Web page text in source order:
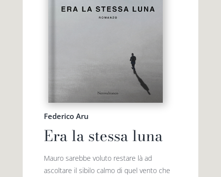
Federico Aru
Era la stessa luna
Mauro sarebbe voluto restare là ad
ascoltare il sibilo calmo di quel vento che